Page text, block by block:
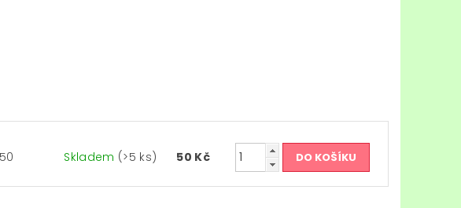
Skladem (>5 ks) 50 Kč